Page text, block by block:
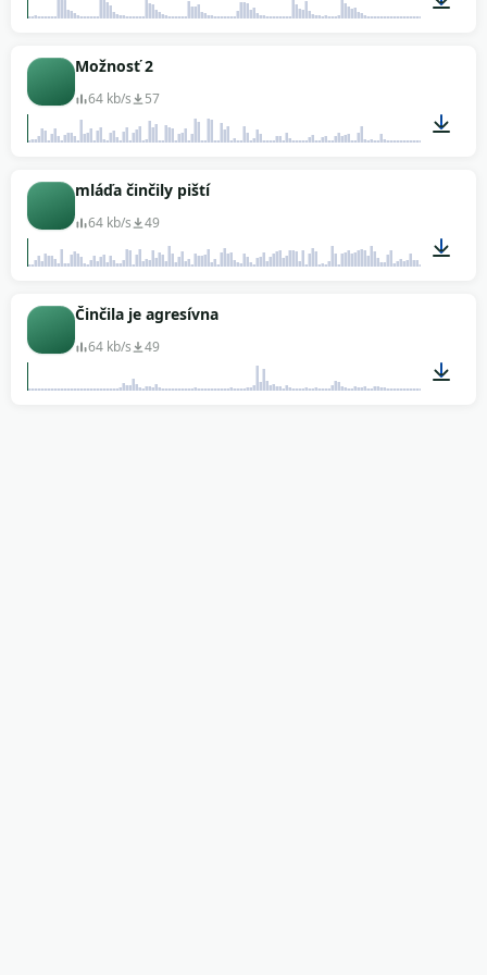
Možnosť 2
64 kb/s 57
mláďa činčily piští
64 kb/s 49
Činčila je agresívna
64 kb/s 49